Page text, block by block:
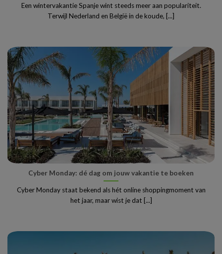
Een wintervakantie Spanje wint steeds meer aan populariteit.
Terwijl Nederland en België in de koude, [...]
Cyber Monday: dé dag om jouw vakantie te boeken
Cyber Monday staat bekend als hét online shoppingmoment van
het jaar, maar wist je dat [...]